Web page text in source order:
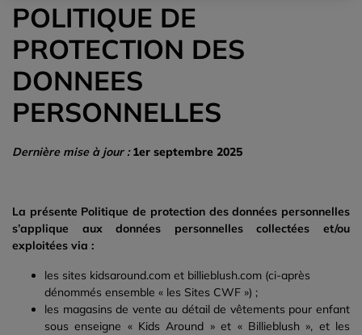
POLITIQUE DE
PROTECTION DES
DONNEES
PERSONNELLES
Dernière mise à jour :1er septembre 2025
La présente Politique de protection des données personnelles
s’applique aux données personnelles collectées et/ou
exploitées via :
les sites kidsaround.com et billieblush.com (ci-après
dénommés ensemble « les Sites CWF ») ;
les magasins de vente au détail de vêtements pour enfant
sous enseigne « Kids Around » et « Billieblush », et les